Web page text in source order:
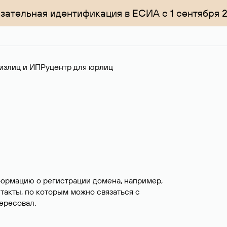
идентификация в ЕСИА с 1 сентября
и ИПРуцентр для юрлиц
о регистрации домена, например,
по которым можно связаться с